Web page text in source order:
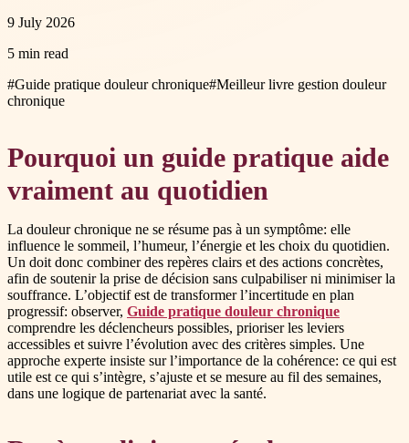
9 July 2026
5 min read
#Guide pratique douleur chronique#Meilleur livre gestion douleur
chronique
Pourquoi un guide pratique aide
vraiment au quotidien
La douleur chronique ne se résume pas à un symptôme: elle
influence le sommeil, l’humeur, l’énergie et les choix du quotidien.
Un doit donc combiner des repères clairs et des actions concrètes,
afin de soutenir la prise de décision sans culpabiliser ni minimiser la
souffrance. L’objectif est de transformer l’incertitude en plan
progressif: observer, Guide pratique douleur chronique
comprendre les déclencheurs possibles, prioriser les leviers
accessibles et suivre l’évolution avec des critères simples. Une
approche experte insiste sur l’importance de la cohérence: ce qui est
utile est ce qui s’intègre, s’ajuste et se mesure au fil des semaines,
dans une logique de partenariat avec la santé.